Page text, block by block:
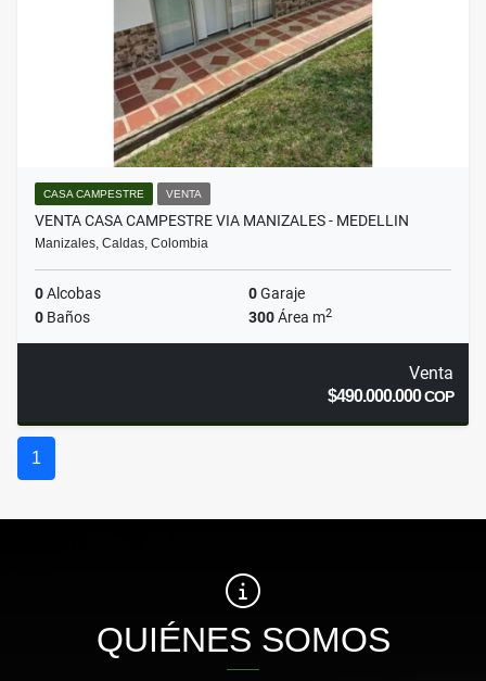
CASA CAMPESTRE VENTA
VENTA CASA CAMPESTRE VIA MANIZALES - MEDELLIN
Manizales, Caldas, Colombia
0Alcobas 0Garaje
0 Baños 300Área m2
Venta
$490.000.000COP
1
QUIÉNES SOMOS